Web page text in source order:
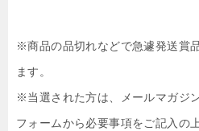
※商品の品切れなどで急遽発送賞
ます。
※当選された方は、メールマガジ
フォームから必要事項をご記入の